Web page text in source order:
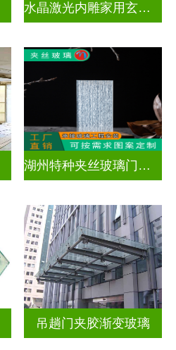
水晶激光内雕家用玄关隔断
湖州特种夹丝玻璃门生产厂家
吊趟门夹胶渐变玻璃